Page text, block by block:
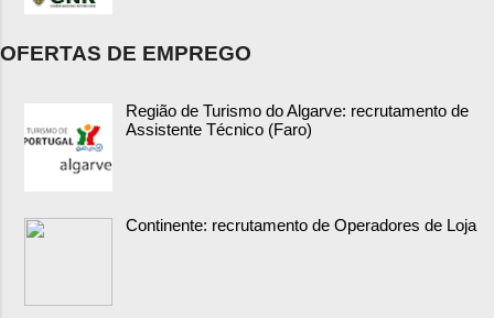
OFERTAS DE EMPREGO
Região de Turismo do Algarve: recrutamento de
Assistente Técnico (Faro)
Continente: recrutamento de Operadores de Loja